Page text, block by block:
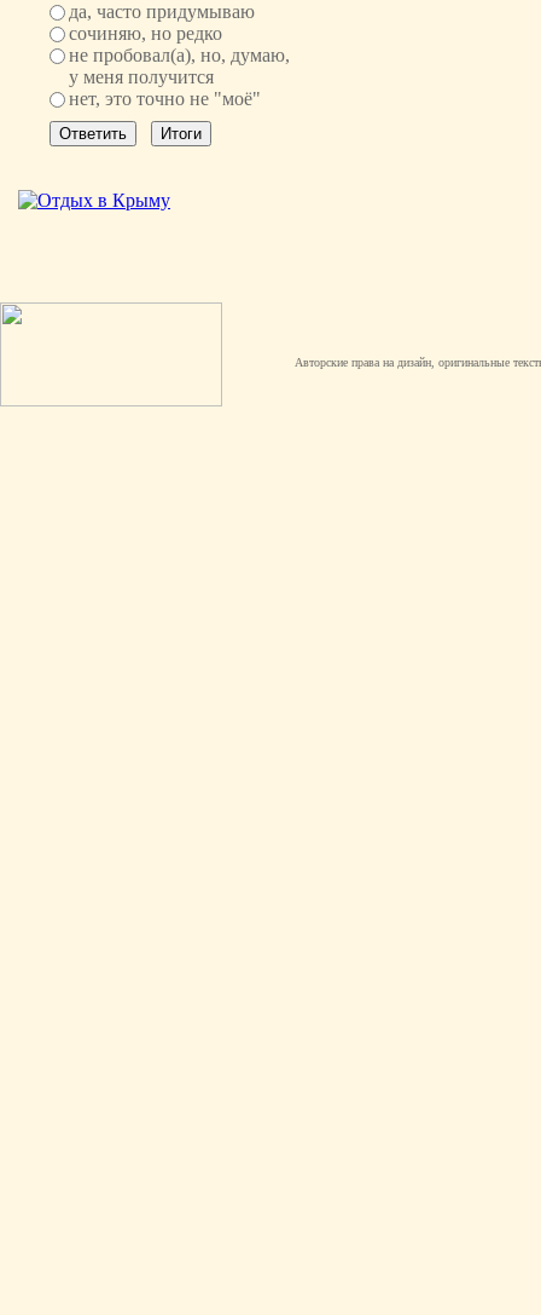
да, часто придумываю
сочиняю, но редко
не пробовал(а), но, думаю,
у меня получится
нет, это точно не "моё"
Авторские права на дизайн, оригинальные